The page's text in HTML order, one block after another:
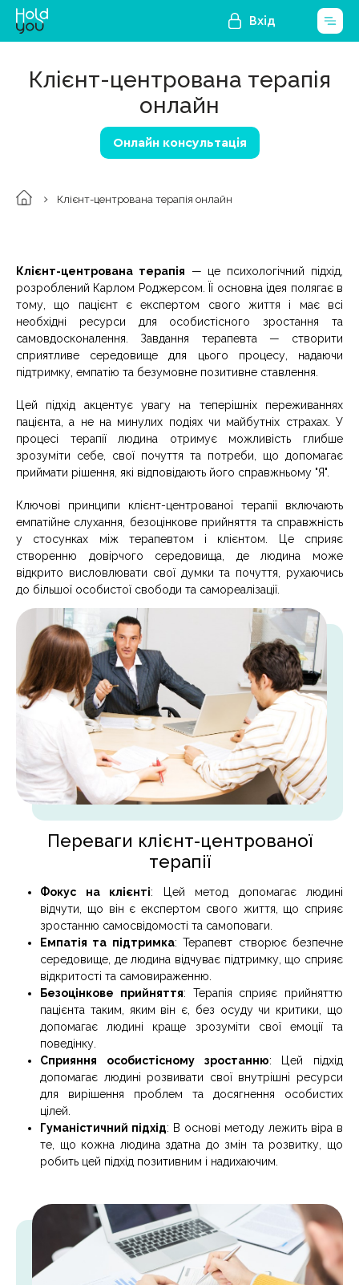
Вхід
Клієнт-центрована терапія
онлайн
Онлайн консультація
Клієнт-центрована терапія онлайн
Клієнт-центрована терапія — це психологічний підхід,
розроблений Карлом Роджерсом. Її основна ідея полягає в
тому, що пацієнт є експертом свого життя і має всі
необхідні ресурси для особистісного зростання та
самовдосконалення. Завдання терапевта — створити
сприятливе середовище для цього процесу, надаючи
підтримку, емпатію та безумовне позитивне ставлення.
Цей підхід акцентує увагу на теперішніх переживаннях
пацієнта, а не на минулих подіях чи майбутніх страхах. У
процесі терапії людина отримує можливість глибше
зрозуміти себе, свої почуття та потреби, що допомагає
приймати рішення, які відповідають його справжньому "Я".
Ключові принципи клієнт-центрованої терапії включають
емпатійне слухання, безоцінкове прийняття та справжність
у стосунках між терапевтом і клієнтом. Це сприяє
створенню довірчого середовища, де людина може
відкрито висловлювати свої думки та почуття, рухаючись
до більшої особистої свободи та самореалізації.
Переваги клієнт-центрованої
терапії
Фокус на клієнті: Цей метод допомагає людині
відчути, що він є експертом свого життя, що сприяє
зростанню самосвідомості та самоповаги.
Емпатія та підтримка: Терапевт створює безпечне
середовище, де людина відчуває підтримку, що сприяє
відкритості та самовираженню.
Безоцінкове прийняття: Терапія сприяє прийняттю
пацієнта таким, яким він є, без осуду чи критики, що
допомагає людині краще зрозуміти свої емоції та
поведінку.
Сприяння особистісному зростанню: Цей підхід
допомагає людині розвивати свої внутрішні ресурси
для вирішення проблем та досягнення особистих
цілей.
Гуманістичний підхід: В основі методу лежить віра в
те, що кожна людина здатна до змін та розвитку, що
робить цей підхід позитивним і надихаючим.